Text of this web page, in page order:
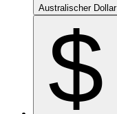
Australischer Dollar
$